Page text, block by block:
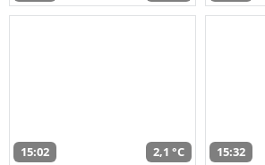
15:02 2,1 °C 15:32